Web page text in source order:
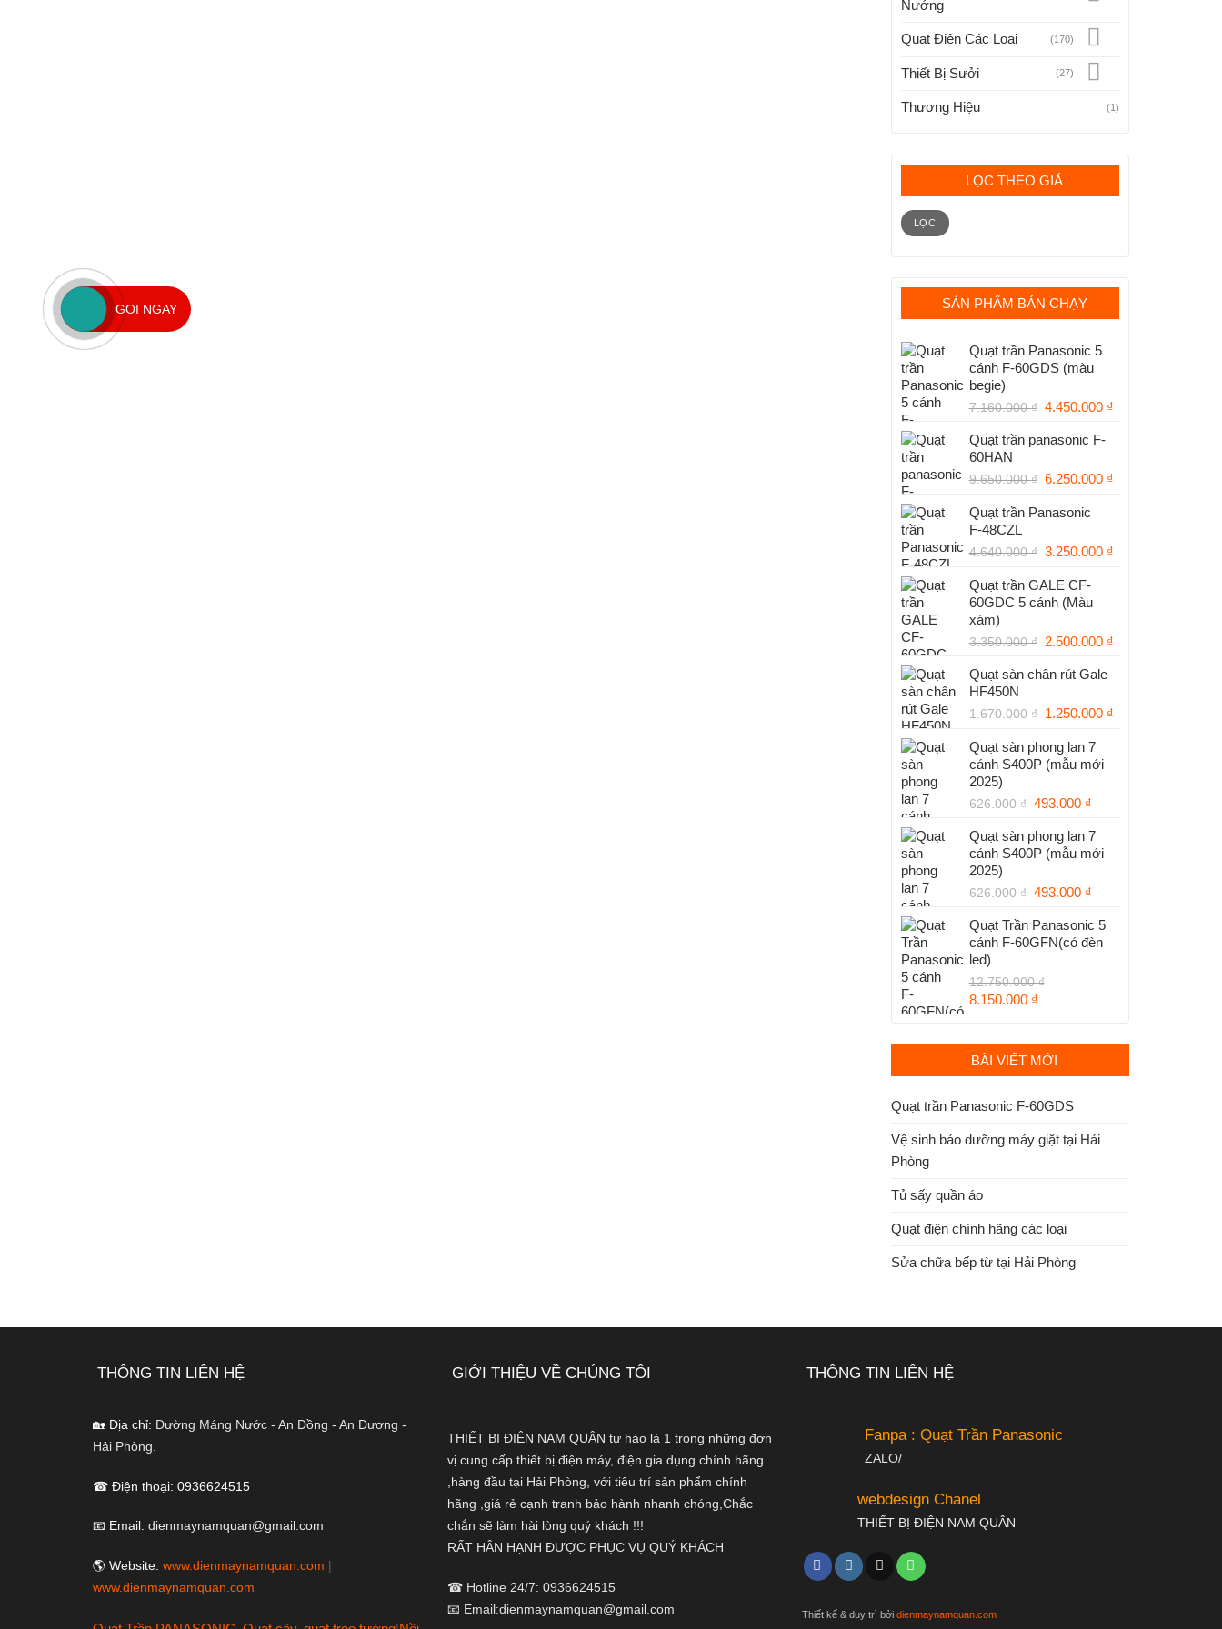
Nướng
Quạt Điện Các Loại (170)
Thiết Bị Sưởi (27)
Thương Hiệu (1)
LỌC THEO GIÁ
Giá
tối
thiểu
Giá
tối
đa
LỌC
SẢN PHẨM BÁN CHẠY
Quạt trần Panasonic 5
cánh F-60GDS (màu
begie)
7.160.000₫ Giá
là:
4.450.000 ₫Giá
4.450.000 ₫.
Quạt trần panasonic F-
60HAN
9.650.000₫ Giá
là:
6.250.000 ₫Giá
6.250.000 ₫.
Quạt trần Panasonic
F‑48CZL
4.640.000₫ Giá
là:
4.640.000 ₫.
3.250.000 ₫Giá
Quạt trần GALE CF-
60GDC 5 cánh (Màu
xám)
3.350.000₫ Giá
là:
2.500.000 ₫Giá
2.500.000 ₫.
Quạt sàn chân rút Gale
HF450N
1.670.000₫ Giá
là:
1.670.000 ₫.
1.250.000 ₫Giá
Quạt sàn phong lan 7
cánh S400P (mẫu mới
2025)
626.000₫ Giá
là:
626.000 ₫.
493.000 ₫Giá
tại
là:
Quạt sàn phong lan 7
cánh S400P (mẫu mới
2025)
626.000₫ Giá
là:
626.000 ₫.
493.000 ₫Giá
tại
là:
Quạt Trần Panasonic 5
cánh F-60GFN(có đèn
led)
12.750.000₫
Giá
12.750.000 ₫.
8.150.000 ₫Giá
là:
BÀI VIẾT MỚI
Quạt trần Panasonic F-60GDS
Vệ sinh bảo dưỡng máy giặt tại Hải
Phòng
Tủ sấy quần áo
Quạt điện chính hãng các loại
Sửa chữa bếp từ tại Hải Phòng
THÔNG TIN LIÊN HỆ
🏡 Địa chỉ: Đường Máng Nước - An Đồng - An Dương -
Hải Phòng.
☎ Điện thoại: 0936624515
📧 Email: dienmaynamquan@gmail.com
🌎 Website: www.dienmaynamquan.com
www.dienmaynamquan.com
GIỚI THIỆU VỀ CHÚNG TÔI
THIẾT BỊ ĐIỆN NAM QUÂN tự hào là 1 trong những đơn
vị cung cấp thiết bị điện máy, điện gia dụng chính hãng
,hàng đầu tại Hải Phòng, với tiêu trí sản phẩm chính
hãng ,giá rẻ cạnh tranh bảo hành nhanh chóng,Chắc
chắn sẽ làm hài lòng quý khách !!!
RẤT HÂN HẠNH ĐƯỢC PHỤC VỤ QUÝ KHÁCH
☎ Hotline 24/7: 0936624515
📧 Email:dienmaynamquan@gmail.com
THÔNG TIN LIÊN HỆ
Fanpa : Quạt Trần Panasonic
ZALO/
webdesign Chanel
THIẾT BỊ ĐIỆN NAM QUÂN
Thiết kế & duy trì bởi dienmaynamquan.com
GỌI NGAY